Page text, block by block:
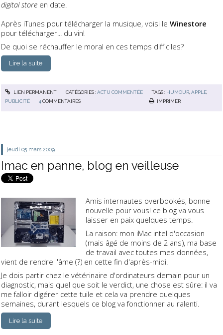
digital store en date.
Après iTunes pour télécharger la musique, voisi le Winestore
pour télécharger... du vin!
De quoi se réchauffer le moral en ces temps difficiles?
Lire la suite
LIEN PERMANENT CATÉGORIES :ACTU COMMENTÉE TAGS : HUMOUR ,APPLE
PUBLICITÉ
4 COMMENTAIRES IMPRIMER
jeudi 05 mars 2009
Imac en panne, blog en veilleuse
Amis internautes overbookés, bonne
nouvelle pour vous! ce blog va vous
laisser en paix quelques temps.
La raison: mon iMac intel d'occasion
(mais âgé de moins de 2 ans), ma base
de travail avec toutes mes données,
vient de rendre l'âme (?) en cette fin d'après-midi.
Je dois partir chez le vétérinaire d'ordinateurs demain pour un
diagnostic, mais quel que soit le verdict, une chose est sûre: il va
me falloir digérer cette tuile et cela va prendre quelques
semaines, durant lesquels ce blog va fonctionner au ralenti.
Lire la suite